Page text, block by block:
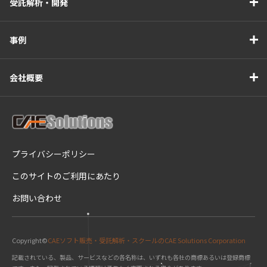
事例
会社概要
プライバシーポリシー
このサイトのご利用にあたり
お問い合わせ
Copyright©CAEソフト販売・受託解析・スクールのCAE Solutions Corporation
記載されている、製品、サービスなどの各名称は、いずれも各社の商標あるいは登録商標